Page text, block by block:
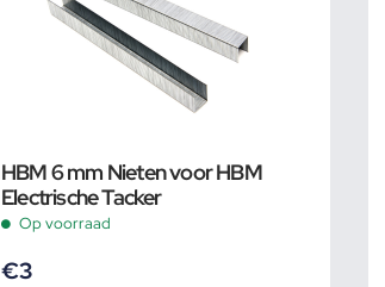
HBM 6 mm Nieten voor HBM
Electrische Tacker
Op voorraad
€3